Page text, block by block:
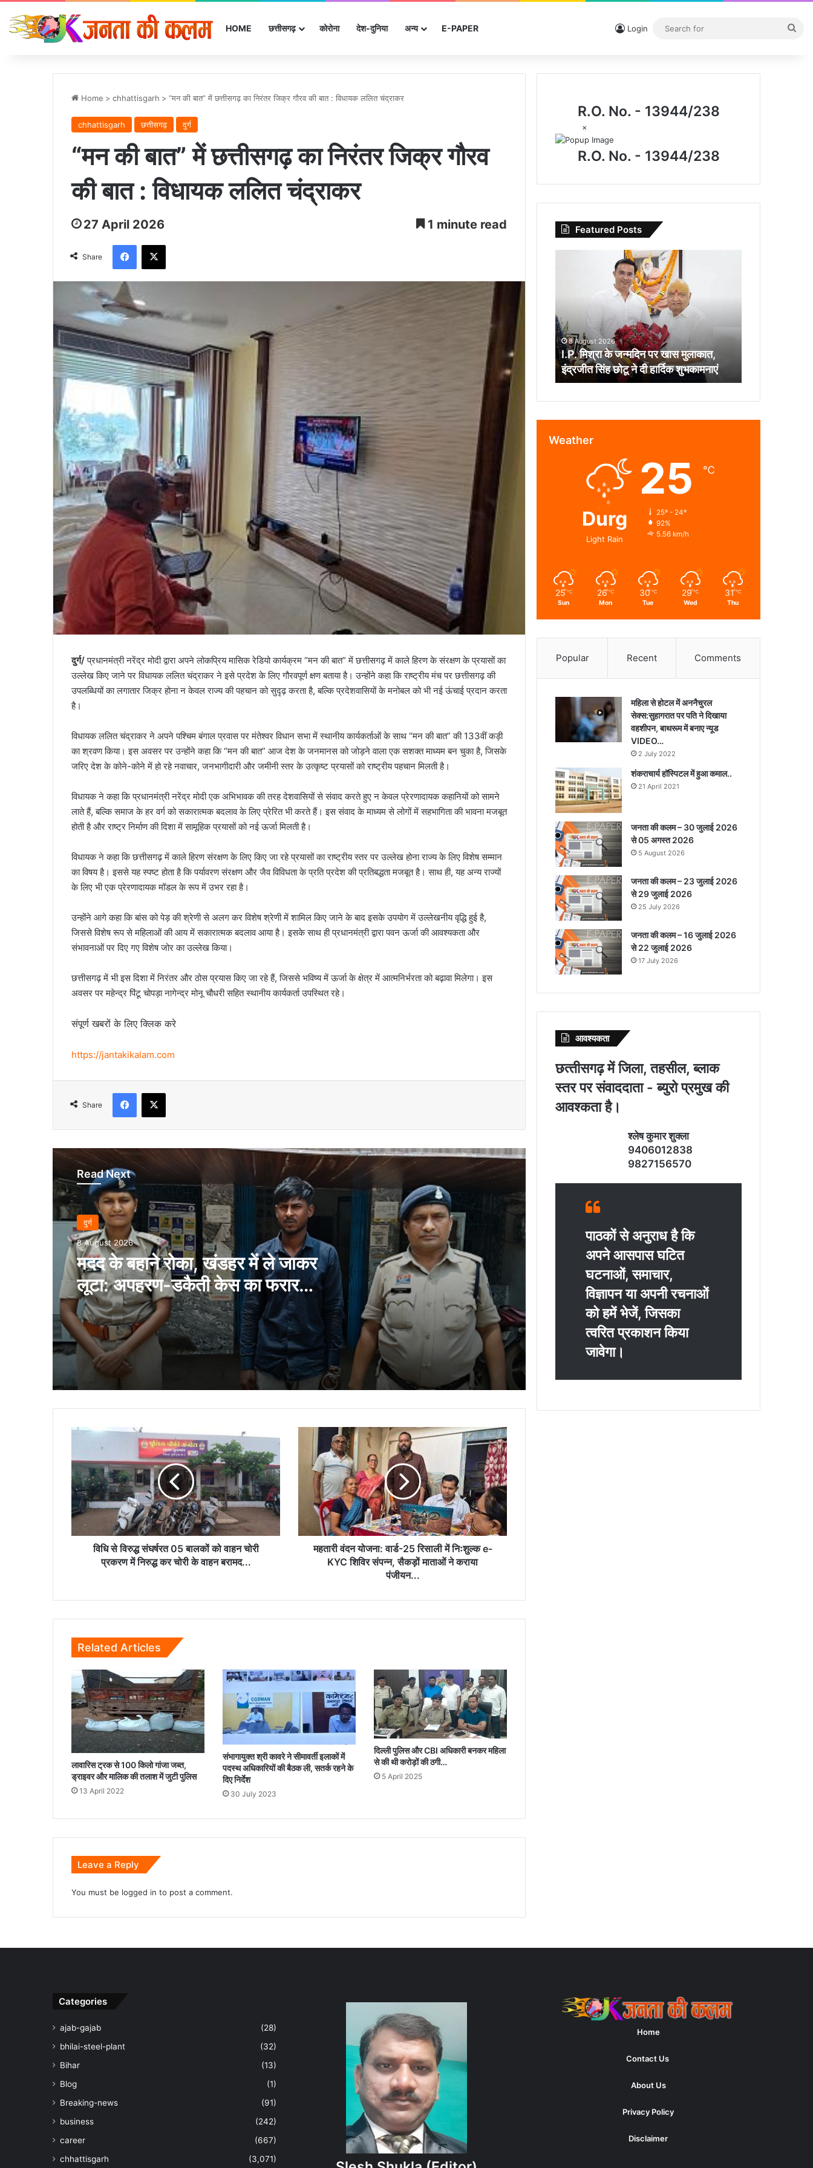
HOME छत्तीसगढ़ कोरोना देश-दुनिया अन्‍य E-PAPER Login
Home > chhattisgarh > “मन की बात” में छत्तीसगढ़ का निरंतर जिक्र गौरव की बात : विधायक ललित चंद्राकर
chhattisgarh छत्तीसगढ़ दुर्ग
“मन की बात” में छत्तीसगढ़ का निरंतर जिक्र गौरव
की बात : विधायक ललित चंद्राकर
27 April 2026 1 minute read
Share
Facebook
X
दुर्ग/प्रधानमंत्री नरेंद्र मोदी द्वारा अपने लोकप्रिय मासिक रेडियो कार्यक्रम “मन की बात” में छत्तीसगढ़ में काले हिरण के संरक्षण के प्रयासों का
उल्लेख किए जाने पर विधायक ललित चंद्राकर ने इसे प्रदेश के लिए गौरवपूर्ण क्षण बताया है। उन्होंने कहा कि राष्ट्रीय मंच पर छत्तीसगढ़ की
उपलब्धियों का लगातार जिक्र होना न केवल राज्य की पहचान को सुदृढ़ करता है, बल्कि प्रदेशवासियों के मनोबल को भी नई ऊंचाई प्रदान करता
है।
विधायक ललित चंद्राकर ने अपने पश्चिम बंगाल प्रवास पर मंतेश्वर विधान सभा में स्थानीय कार्यकर्ताओं के साथ “मन की बात” की 133वीं कड़ी
का श्रवण किया। इस अवसर पर उन्होंने कहा कि “मन की बात” आज देश के जनमानस को जोड़ने वाला एक सशक्त माध्यम बन चुका है, जिसके
जरिए देश के कोने-कोने में हो रहे नवाचार, जनभागीदारी और जमीनी स्तर के उत्कृष्ट प्रयासों को राष्ट्रीय पहचान मिलती है।
विधायक ने कहा कि प्रधानमंत्री नरेंद्र मोदी एक अभिभावक की तरह देशवासियों से संवाद करते हुए न केवल प्रेरणादायक कहानियों को सामने
लाते हैं, बल्कि समाज के हर वर्ग को सकारात्मक बदलाव के लिए प्रेरित भी करते हैं। इस संवाद के माध्यम से लोगों में सहभागिता की भावना मजबूत
होती है और राष्ट्र निर्माण की दिशा में सामूहिक प्रयासों को नई ऊर्जा मिलती है।
विधायक ने कहा कि छत्तीसगढ़ में काले हिरण संरक्षण के लिए किए जा रहे प्रयासों का राष्ट्रीय स्तर पर उल्लेख होना राज्य के लिए विशेष सम्मान
का विषय है। इससे यह स्पष्ट होता है कि पर्यावरण संरक्षण और जैव विविधता के प्रति प्रदेश की प्रतिबद्धता मजबूत है। साथ ही, यह अन्य राज्यों
के लिए भी एक प्रेरणादायक मॉडल के रूप में उभर रहा है।
उन्होंने आगे कहा कि बांस को पेड़ की श्रेणी से अलग कर विशेष श्रेणी में शामिल किए जाने के बाद इसके उपयोग में उल्लेखनीय वृद्धि हुई है,
जिससे विशेष रूप से महिलाओं की आय में सकारात्मक बदलाव आया है। इसके साथ ही प्रधानमंत्री द्वारा पवन ऊर्जा की आवश्यकता और
संभावनाओं पर दिए गए विशेष जोर का उल्लेख किया।
छत्तीसगढ़ में भी इस दिशा में निरंतर और ठोस प्रयास किए जा रहे हैं, जिससे भविष्य में ऊर्जा के क्षेत्र में आत्मनिर्भरता को बढ़ावा मिलेगा। इस
अवसर पर महेन्द्र पिंटू चोपड़ा नागेन्द्र मोनू चौधरी सहित स्थानीय कार्यकर्ता उपस्थित रहे।
संपूर्ण खबरों के लिए क्लिक करे
https://jantakikalam.com
Share
Facebook
X
Read Next
दुर्ग
8 August 2026
मदद के बहाने रोका, खंडहर में ले जाकर
लूटा: अपहरण-डकैती केस का फरार
आरोपी गिरफ्तार..
उनके सपनों को नई उड़ान देंगी”- विधायक ललित
आवागमन कराया गया सुरक्षित
ऑपरेशन सिपाही रक्षा सूत्र–2026’ के तहत बीएसपी
विद्यालयों के विद्यार्थियों द्वारा निर्मित 2500 राखियाँ
सैनिकों के लिए संग्रहण समूह को ससम्मान समर्पित
दुर्ग में उमड़ा जनसैलाब, समर्थकों ने दी बधाई, पूर्व
गृहमंत्री ताम्रध्वज साहू के जन्मदिन पर हजारों
समर्थक पहुंचे
छत्तीसगढ़ में नई तकनीक व कौशल विकास का नया
अध्याय, 500 करोड़ रुपये से बदलेगी राज्य की
डिजिटल तस्वीर : भाजपा
छावनी जोन के तकनीकी कर्मचारियों के लिए ‘‘विद्युत
सुरक्षा कार्यशाला’’ का आयोजन…
दीक्षारंभ में शिक्षा मंत्री गजेन्द्र यादव ने नवप्रवेशी
“आज का युवा नौकरी माँगने वाला नहीं, नौकरी देने
वाला बने”- विधायक ललित चंद्राकर
अयोध्या में राम मंदिर भूमि पूजन की स्मृति में रिसाली
के राधेश्वरी मंदिर में धार्मिक कार्यक्रम संपन्न…
विधि
विरुद्ध
संघर्षरत
05
बालकों
को
वाहन
चोरी
बरामद...
विधि से विरुद्ध संघर्षरत 05 बालकों को वाहन चोरी
प्रकरण में निरुद्ध कर चोरी के वाहन बरामद...
महतारी
योजना:
वार्ड-25
निःशुल्क
KYC
शिविरमहतारी वंदन योजना: वार्ड-25 रिसाली में निःशुल्क e-
KYC शिविर संपन्न, सैकड़ों माताओं ने कराया
पंजीयन...
Related Articles
लावारिस ट्रक से 100 किलो गांजा जब्त,
ड्राइवर और मालिक की तलाश में जुटी पुलिस
13 April 2022
संभागायुक्त श्री कावरे ने सीमावर्ती इलाकों में
पदस्थ अधिकारियों की बैठक ली, सतर्क रहने के
दिए निर्देश
30 July 2023
दिल्ली पुलिस और CBI अधिकारी बनकर महिला
से की थी करोड़ों की ठगी…
5 April 2025
Leave a Reply
You must be logged in to post a comment.
R.O. No. - 13944/238
×
R.O. No. - 13944/238
Featured Posts
खास
मुलाकात,
इंद्रजीत
सिंह
छोटू
ने
शुभकामनाएं
8 August 2026
I.P. मिश्रा के जन्मदिन पर खास मुलाकात,
इंद्रजीत सिंह छोटू ने दी हार्दिक शुभकामनाएं
Weather
Durg
Light Rain
25 ℃
25º - 24º
92%
5.56 km/h
25 ℃
Sun
26 ℃
Mon
30 ℃
Tue
29 ℃
Wed
31 ℃
Thu
Popular Recent Comments
महिला से होटल में अननैचुरल
सेक्स:सुहागरात पर पति ने दिखाया
वहशीपन, बाथरूम में बनाए न्यूड
VIDEO…
2 July 2022
शंकराचार्य हॉस्पिटल में हुआ कमाल..
21 April 2021
जनता की कलम – 30 जुलाई 2026
से 05 अगस्त 2026
5 August 2026
जनता की कलम – 23 जुलाई 2026
से 29 जुलाई 2026
25 July 2026
जनता की कलम – 16 जुलाई 2026
से 22 जुलाई 2026
17 July 2026
आवश्‍यकता
छत्‍तीसगढ़ में जिला, तहसील, ब्‍लाक
स्‍तर पर संवाददाता - ब्‍युरो प्रमुख की
आवश्‍कता है।
श्‍लेष कुमार शुक्‍ला
9406012838
9827156570
पाठकों से अनुराध है कि
अपने आसपास घटित
घटनाओं, समाचार,
विज्ञापन या अपनी रचनाओं
को हमें भेजें, जिसका
त्‍वरित प्रकाशन किया
जावेगा।
Categories
ajab-gajab
(28)
bhilai-steel-plant
(32)
Bihar
(13)
Blog
(1)
Breaking-news
(91)
business
(242)
career
(667)
chhattisgarh
(3,071)
Home
Contact Us
About Us
Privacy Policy
Disclaimer